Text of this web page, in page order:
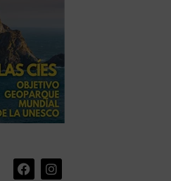
F
a
I
n